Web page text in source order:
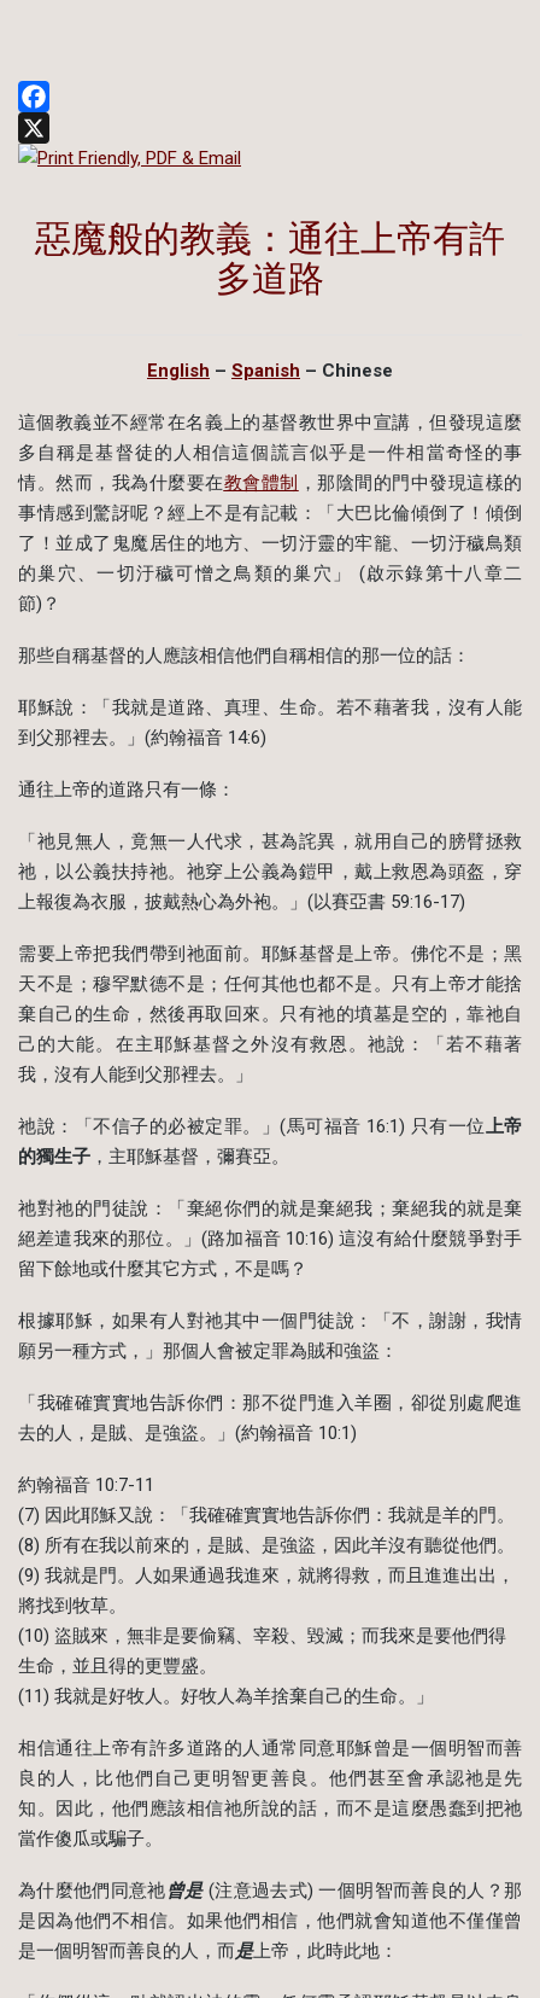
Facebook
X
惡魔般的教義：通往上帝有許
多道路
English – Spanish – Chinese
這個教義並不經常在名​​義上的基督教世界中宣講，但發現這麼
多自稱是基督徒的人相信這個謊言似乎是一件相當奇怪的事
情。然而，我為什麼要在教會體制
，那陰間的門中發現這樣的
事情感到驚訝呢？經上不是有記載：「大巴比倫傾倒了！傾倒
了！並成了鬼魔居住的地方、一切汙靈的牢籠、一切汙穢鳥類
的巢穴、一切汙穢可憎之鳥類的巢穴」 (啟示錄第十八章二
節)？
那些自稱基督的人應該相信他們自稱相信的那一位的話：
耶穌說：「我就是道路、真理、生命。若不藉著我，沒有人能
到父那裡去。」(約翰福音 14:6)
通往上帝的道路只有一條：
「祂見無人，竟無一人代求，甚為詫異，就用自己的膀臂拯救
祂，以公義扶持祂。祂穿上公義為鎧甲，戴上救恩為頭盔，穿
上報復為衣服，披戴熱心為外袍。」(以賽亞書 59:16-17)
需要上帝把我們帶到祂面前。耶穌基督是上帝。佛佗不是；黑
天不是；穆罕默德不是；任何其他也都不是。只有上帝才能捨
棄自己的生命，然後再取回來。只有祂的墳墓是空的，靠祂自
己的大能。在主耶穌基督之外沒有救恩。祂說：「若不藉著
我，沒有人能到父那裡去。」
祂說：「不信子的必被定罪。」(馬可福音 16:1) 只有一位 上帝
的獨生子 ，主耶穌基督，彌賽亞。
祂對祂的門徒說：「棄絕你們的就是棄絕我；棄絕我的就是棄
絕差遣我來的那位。」(路加福音 10:16) 這沒有給什麼競爭對手
留下餘地或什麼其它方式，不是嗎？
根據耶穌，如果有人對祂其中一個門徒說：「不，謝謝，我情
願另一種方式，」那個人會被定罪為賊和強盜：
「我確確實實地告訴你們：那不從門進入羊圈，卻從別處爬進
去的人，是賊、是強盜。」(約翰福音 10:1)
約翰福音 10:7-11
(7) 因此耶穌又說：「我確確實實地告訴你們：我就是羊的門。
(8) 所有在我以前來的，是賊、是強盜，因此羊沒有聽從他們。
(9) 我就是門。人如果通過我進來，就將得救，而且進進出出，
將找到牧草。
(10) 盜賊來，無非是要偷竊、宰殺、毀滅；而我來是要他們得
生命，並且得的更豐盛。
(11) 我就是好牧人。好牧人為羊捨棄自己的生命。」
相信通往上帝有許多道路的人通常同意耶穌曾是一個明智而善
良的人，比他們自己更明智更善良。他們甚至會承認祂是先
知。因此，他們應該相信祂所說的話，而不是這麼愚蠢到把祂
當作傻瓜或騙子。
為什麼他們同意祂曾是(注意過去式) 一個明智而善良的人？那
是因為他們不相信。如果他們相信，他們就會知道他不僅僅曾
是一個明智而善良的人，而是上帝，此時此地：